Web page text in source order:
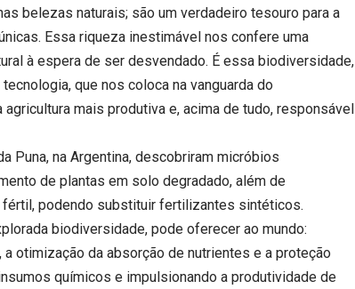
belezas naturais; são um verdadeiro tesouro para a
Essa riqueza inestimável nos confere uma
à espera de ser desvendado. É essa biodiversidade,
que nos coloca na vanguarda do
mais produtiva e, acima de tudo, responsável
Puna, na Argentina, descobriram micróbios
de plantas em solo degradado, além de
fértil, podendo substituir fertilizantes sintéticos.
biodiversidade, pode oferecer ao mundo:
otimização da absorção de nutrientes e a proteção
químicos e impulsionando a produtividade de